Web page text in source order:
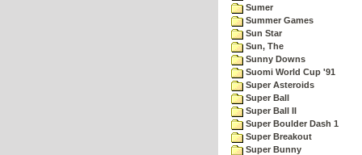
Sumer
Summer Games
Sun Star
Sun, The
Sunny Downs
Suomi World Cup '91
Super Asteroids
Super Ball
Super Ball II
Super Boulder Dash 1
Super Breakout
Super Bunny